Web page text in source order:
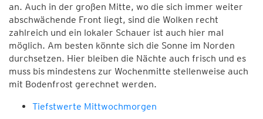
an. Auch in der großen Mitte, wo die sich immer weiter
abschwächende Front liegt, sind die Wolken recht
zahlreich und ein lokaler Schauer ist auch hier mal
möglich. Am besten könnte sich die Sonne im Norden
durchsetzen. Hier bleiben die Nächte auch frisch und es
muss bis mindestens zur Wochenmitte stellenweise auch
mit Bodenfrost gerechnet werden.
Tiefstwerte Mittwochmorgen